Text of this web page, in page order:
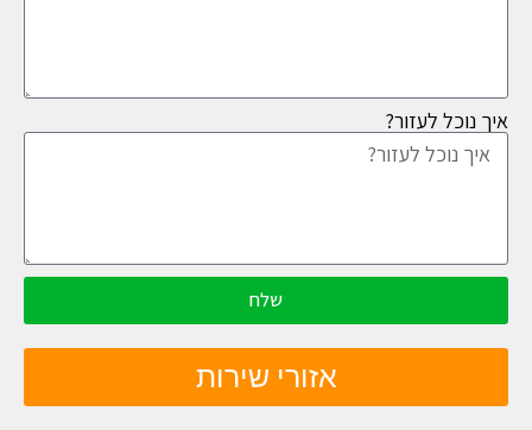
איך נוכל לעזור?
שלח
אזורי שירות